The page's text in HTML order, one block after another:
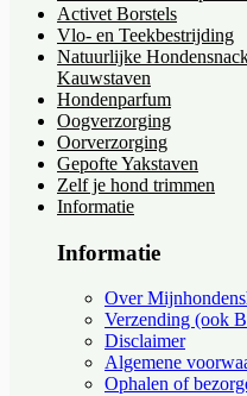
Activet Borstels
Vlo- en Teekbestrijding
Natuurlijke
Kauwstaven
Hondenparfum
Oogverzorging
Oorverzorging
Gepofte Yakstaven
Zelf je hond trimmen
Informatie
Informatie
Over
Verzending (ook
Disclaimer
Algemene
Ophalen of